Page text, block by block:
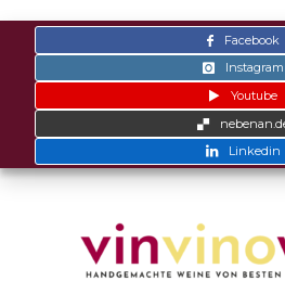
Facebook
Instagram
Youtube
Linkedin